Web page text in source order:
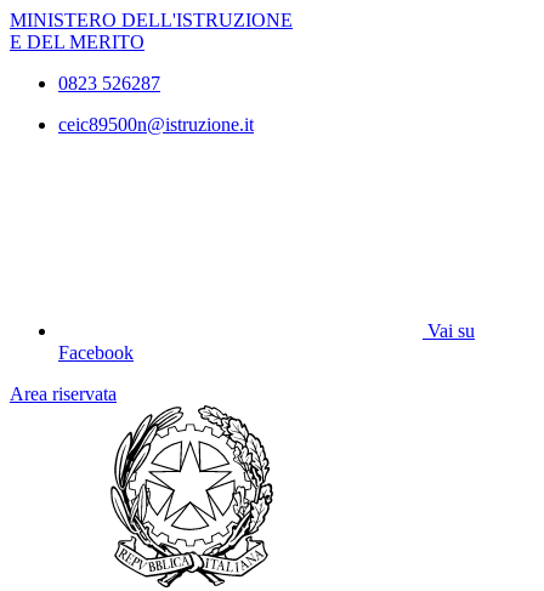
MINISTERO DELL'ISTRUZIONE
E DEL MERITO
0823 526287
ceic89500n@istruzione.it
Vai su
Facebook
Area riservata